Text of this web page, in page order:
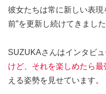
彼女たちは常に新しい表現
前”を更新し続けてきました
SUZUKAさんはインタビュ
けど、それを楽しめたら最
える姿勢を見せています。